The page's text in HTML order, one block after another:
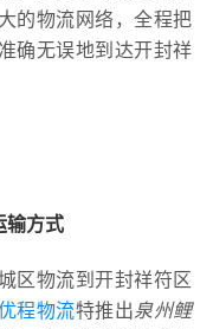
的物流网络，全程把
确无误地到达开封祥
输方式
区物流到开封祥符区
程物流特推出泉州鲤